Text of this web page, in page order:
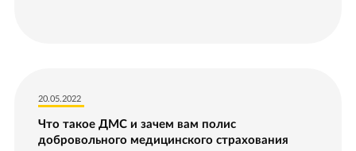
20.05.2022
Что такое ДМС и зачем вам полис
добровольного медицинского страхования